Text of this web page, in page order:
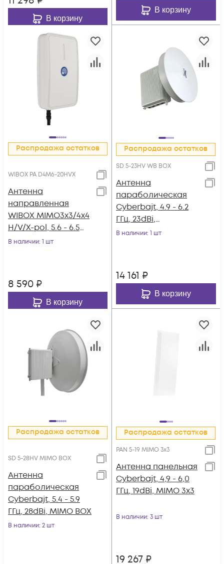
В корзину
В корзину
Распродажа остатков
WIBOX PA D4M6-20HVX
Антенна
направленная
WIBOX MIMO3x3/4x4
H/V/X-pol, 5.6 - 6.5
ГГц, 20dBi, 16°
В наличии: 1 шт
8 590 ₽
В корзину
Распродажа остатков
SD 5-23HV WB BOX
Антенна
параболическая
Cyberbajt, 4.9 - 6.2
ГГц, 23dBi,
двухполяризационн
В наличии: 1 шт
14 161 ₽
В корзину
Распродажа остатков
SD 5-28HV MIMO BOX
Антенна
параболическая
Cyberbajt, 5.4 - 5.9
ГГц, 28dBi, MIMO BOX
В наличии: 2 шт
Распродажа остатков
PAN 5-19 MIMO 3x3
Антенна панельная
Cyberbajt, 4,9 - 6,0
ГГц, 19dBi, MIMO 3x3
В наличии: 3 шт
19 267 ₽